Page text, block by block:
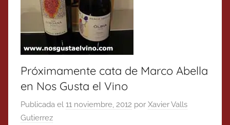
Próximamente cata de Marco Abella
en Nos Gusta el Vino
Publicada el 11 noviembre, 2012 por Xavier Valls
Gutierrez